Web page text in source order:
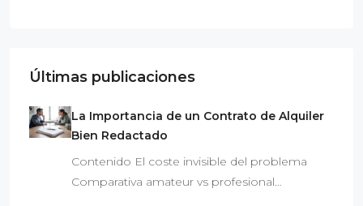
Últimas publicaciones
La Importancia de un Contrato de Alquiler
Bien Redactado
Contenido El coste invisible del problema
Comparativa amateur vs profesional…